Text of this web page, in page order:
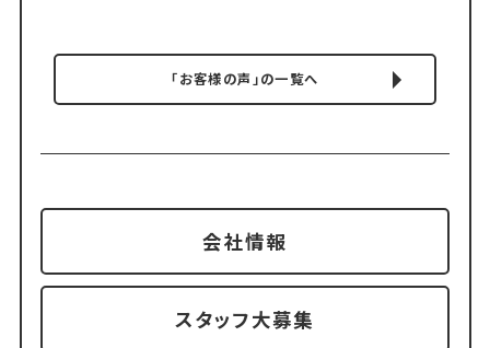
「お客様の声」の一覧へ
会社情報
スタッフ大募集